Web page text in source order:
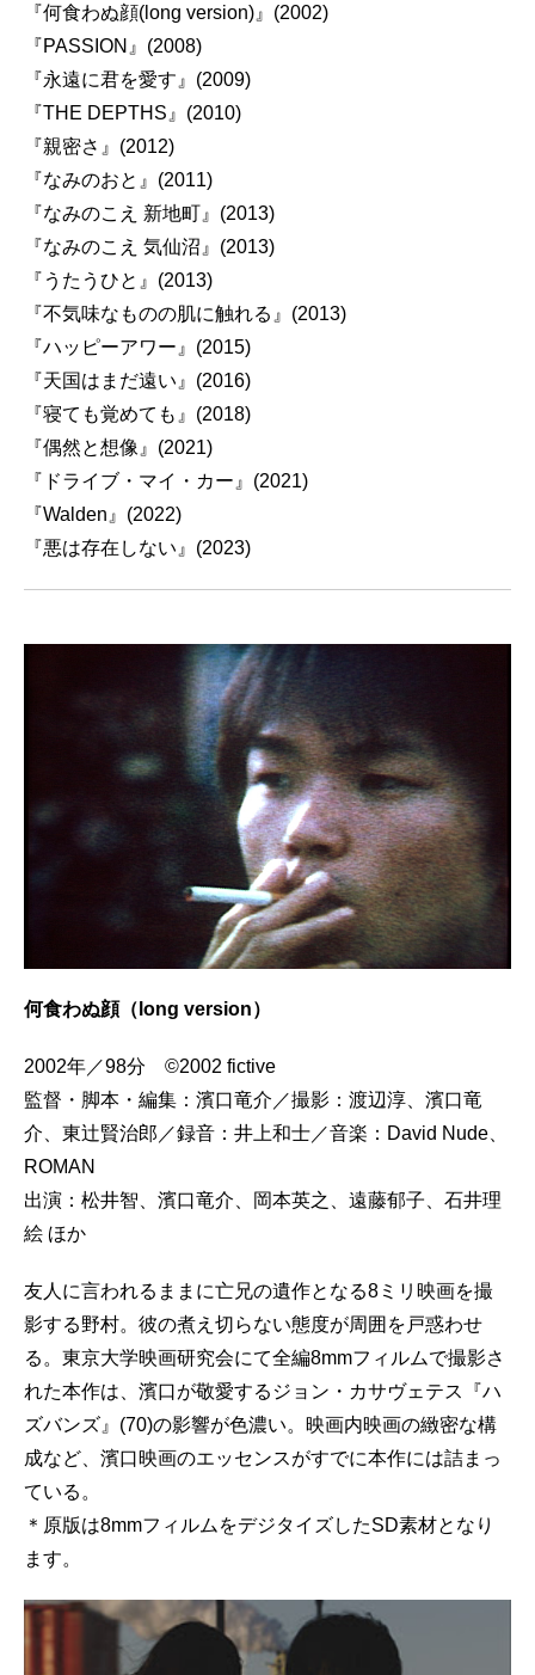
『何⾷わぬ顔(long version)』(2002)
『PASSION』(2008)
『永遠に君を愛す』(2009)
『THE DEPTHS』(2010)
『親密さ』(2012)
『なみのおと』(2011)
『なみのこえ 新地町』(2013)
『なみのこえ 気仙沼』(2013)
『うたうひと』(2013)
『不気味なものの肌に触れる』(2013)
『ハッピーアワー』(2015)
『天国はまだ遠い』(2016)
『寝ても覚めても』(2018)
『偶然と想像』(2021)
『ドライブ・マイ・カー』(2021)
『Walden』(2022)
『悪は存在しない』(2023)
何食わぬ顔（long version）
2002年／98分 ©2002 fictive
監督・脚本・編集：濱口竜介／撮影：渡辺淳、濱口竜
介、東辻賢治郎／録音：井上和士／音楽：David Nude、
ROMAN
出演：松井智、濱口竜介、岡本英之、遠藤郁子、石井理
絵 ほか
友人に言われるままに亡兄の遺作となる8ミリ映画を撮
影する野村。彼の煮え切らない態度が周囲を戸惑わせ
る。東京大学映画研究会にて全編8mmフィルムで撮影さ
れた本作は、濱口が敬愛するジョン・カサヴェテス『ハ
ズバンズ』(70)の影響が色濃い。映画内映画の緻密な構
成など、濱口映画のエッセンスがすでに本作には詰まっ
ている。
＊原版は8mmフィルムをデジタイズしたSD素材となり
ます。